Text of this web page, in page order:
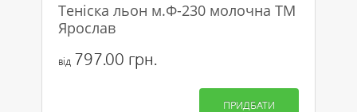
Теніска льон м.Ф-230 молочна ТМ
Ярослав
від 797.00 грн.
ПРИДБАТИ